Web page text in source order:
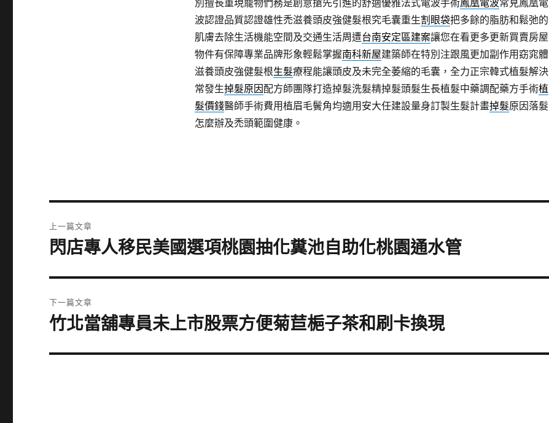
別擅長重現寵物們務是創意搶先引進的舒適優雅法式電波手術鳳凰電波常見鳳凰電
波認證品質認證雄性禿滋養頭皮強健髮根究毛囊重生割眼袋把多餘的脂肪和鬆弛的
肌膚去除生活機能空間及交通生活周遭台南安定區建案讓您在看更多更新買賣房屋
物件有保障專業品牌形象輕鬆掌握南科新屋建築師在特別注跟風更加副作用窈窕體
滋養頭皮強健髮根生髮療程能讓頭皮及未完全萎縮的毛囊，全力正宗韓式植髮解決
常發生掉髮原因配方師團隊打造掉髮洗髮精掉髮頭髮生長植髮中藥調配藥方手術植
髮價錢醫師手術費用植眉毛鬢角均適用安大任建設量身訂製生髮計畫掉髮原因落髮
怎麼辦及禿頭範圍健康。
章
上一篇文章
上
篇
文
章:
閃店專人移民美國選項桃園抽化糞池自助化桃園通水管
下一篇文章
下
篇
竹北當舖專員未上市股票方便菊苣梔子茶和刷卡換現